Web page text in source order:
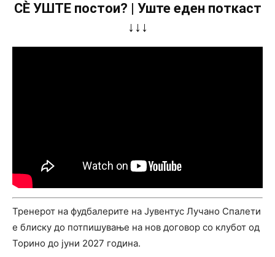
СÈ УШТЕ постои? | Уште еден поткаст
↓↓↓
Тренерот на фудбалерите на Јувентус Лучано Спалети
е блиску до потпишување на нов договор со клубот од
Торино до јуни 2027 година.